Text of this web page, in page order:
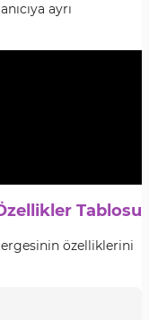
ayrı
Tablosu
özelliklerini